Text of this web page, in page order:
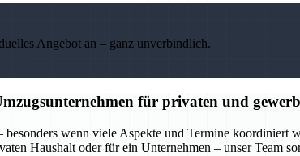
Angebot an – ganz unverbindlich.
für privaten und
wenn viele Aspekte und Termine koordiniert
Haushalt oder für ein Unternehmen – unser Team